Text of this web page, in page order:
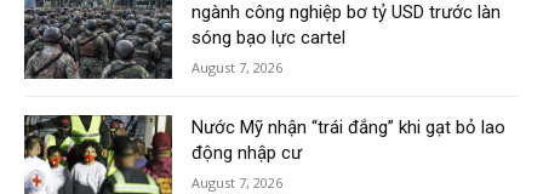
ngành công nghiệp bơ tỷ USD trước làn
sóng bạo lực cartel
August 7, 2026
Nước Mỹ nhận “trái đắng” khi gạt bỏ lao
động nhập cư
August 7, 2026